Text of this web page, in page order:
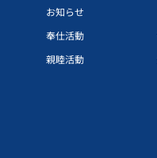
お知らせ
奉仕活動
親睦活動